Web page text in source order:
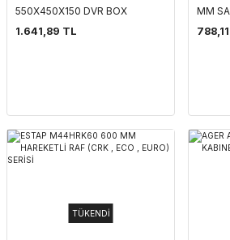
550X450X150 DVR BOX
KABİNET
1.641,89 TL
MM
TÜKENDİ